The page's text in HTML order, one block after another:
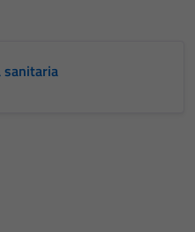
sanitaria